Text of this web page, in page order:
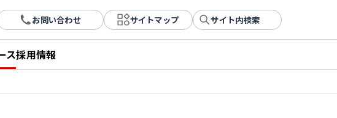
お問い合わせ サイトマップ サイト内検索
ス採用情報